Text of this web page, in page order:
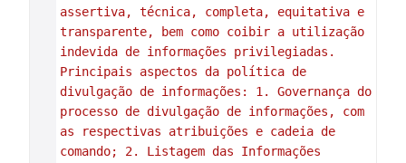
assertiva, técnica, completa, equitativa e
transparente, bem como coibir a utilização
indevida de informações privilegiadas.
Principais aspectos da política de
divulgação de informações: 1. Governança do
processo de divulgação de informações, com
as respectivas atribuições e cadeia de
comando; 2. Listagem das Informações